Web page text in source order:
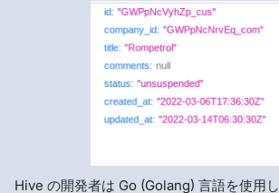
Hive の開発者は Go (Golang) 言語を使用